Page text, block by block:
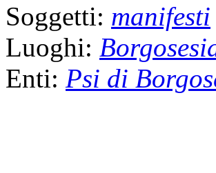
Soggetti: manifesti
Luoghi:
Enti: Psi di